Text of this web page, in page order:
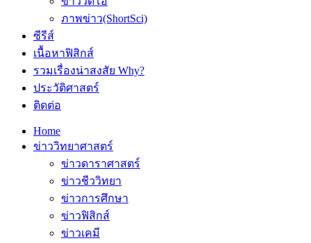
ภาพข่าว(ShortSci)
ซีรีส์
เนื้อหาฟิสิกส์
รวมเรื่องน่าสงสัย Why?
ประวัติศาสตร์
ติดต่อ
Home
ข่าววิทยาศาสตร์
ข่าวดาราศาสตร์
ข่าวชีววิทยา
ข่าวการศึกษา
ข่าวฟิสิกส์
ข่าวเคมี